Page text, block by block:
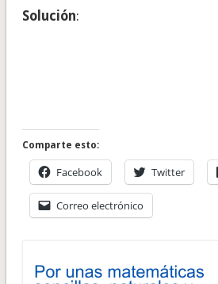
Solución:
Comparte esto:
Facebook Twitter
Correo electrónico